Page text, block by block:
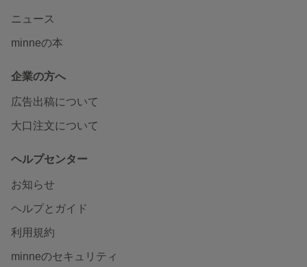
ニュース
minneの本
企業の方へ
広告出稿について
大口注文について
ヘルプセンター
お知らせ
ヘルプとガイド
利用規約
minneのセキュリティ